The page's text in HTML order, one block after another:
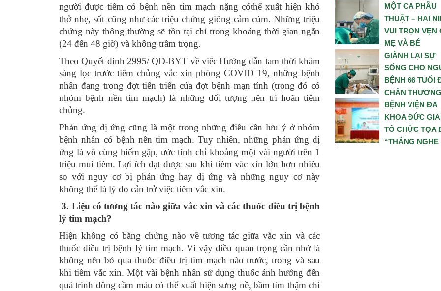
người được tiêm có bệnh nền tim mạch nặng cóthể xuất hiện khó
thở nhẹ, sốt cũng như các triệu chứng giống cảm cúm. Những triệu
chứng này thông thường sẽ tồn tại chỉ trong khoảng thời gian ngắn
(24 đến 48 giờ) và không trầm trọng.
Theo Quyết định 2995/ QĐ-BYT về việc Hướng dẫn tạm thời khám
sàng lọc trước tiêm chủng vắc xin phòng COVID 19, những bệnh
nhân đang trong đợt tiến triển của đợt bệnh mạn tính (trong đó có
nhóm bệnh nền tim mạch) là những đối tượng nên trì hoãn tiêm
chủng.
Phản ứng dị ứng cũng là một trong những điều cần lưu ý ở nhóm
bệnh nhân có bệnh nền tim mạch. Tuy nhiên, những phản ứng dị
ứng là vô cùng hiếm gặp, ước tính chỉ khoảng một vài người trên 1
triệu mũi tiêm. Lợi ích đạt được sau khi tiêm vắc xin lớn hơn nhiều
so với nguy cơ bị phản ứng hay dị ứng và những nguy cơ này
không thể là lý do cản trở việc tiêm vắc xin.
3. Liệu có tương tác nào giữa vắc xin và các thuốc điều trị bệnh
lý tim mạch?
Hiện không có bằng chứng nào về tương tác giữa vắc xin và các
thuốc điều trị bệnh lý tim mạch. Vì vậy điều quan trọng cần nhớ là
không nên bỏ qua thuốc điều trị tim mạch nào trước, trong và sau
khi tiêm vắc xin. Một vài bệnh nhân sử dụng thuốc ảnh hưởng đến
quá trình đông cầm máu có thể xuất hiện sưng nề, bầm tím thậm chí
trong tình trạng chuyển dạ con so,
ngược, kèm theo khối u nang
trứng phải. Trước những yếu tố
cơ, ê-kíp Khoa Sản và Khoa Gây
Hồi sức đã phối hợp chặt chẽ, xây
dựng phương án phẫu thuật tối
nhằm đảm bảo an toàn cao nhất
cả mẹ và bé.
MỘT CA PHẪU
THUẬT – HAI
VUI TRỌN VẸN
MẸ VÀ BÉ
05/08/2026
GIÀNH LẠI SỰ
SỐNG CHO
BỆNH 66 TUỔI
CHẤN THƯƠNG
NGUY KỊCH
NẠN NGÃ CAO
05/08/2026
BỆNH VIỆN ĐA
KHOA ĐỨC
TỔ CHỨC TỌA
“THÁNG NGHE